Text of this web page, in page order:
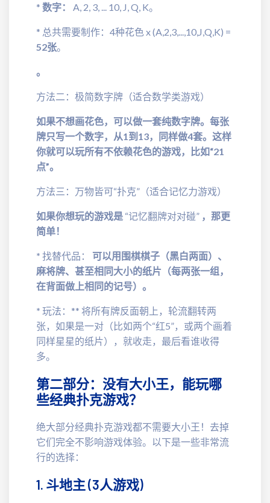
* 数字： A, 2, 3, ... 10, J, Q, K。
* 总共需要制作：4种花色 x (A,2,3,...,10,J,Q,K) =
52张。
。
方法二：极简数字牌（适合数学类游戏）
如果不想画花色，可以做一套纯数字牌。每张
牌只写一个数字，从1到13，同样做4套。这样
你就可以玩所有不依赖花色的游戏，比如“21
点”。
方法三：万物皆可“扑克”（适合记忆力游戏）
如果你想玩的游戏是 “记忆翻牌对对碰” ，那更
简单！
* 找替代品：
可以用围棋棋子（黑白两面）、
麻将牌、甚至相同大小的纸片（每两张一组，
在背面做上相同的记号）。
* 玩法：** 将所有牌反面朝上，轮流翻转两
张，如果是一对（比如两个“红5”，或两个画着
同样星星的纸片），就收走，最后看谁收得
多。
第二部分：没有大小王，能玩哪
些经典扑克游戏？
绝大部分经典扑克游戏都不需要大小王！去掉
它们完全不影响游戏体验。以下是一些非常流
行的选择：
1. 斗地主 (3人游戏)